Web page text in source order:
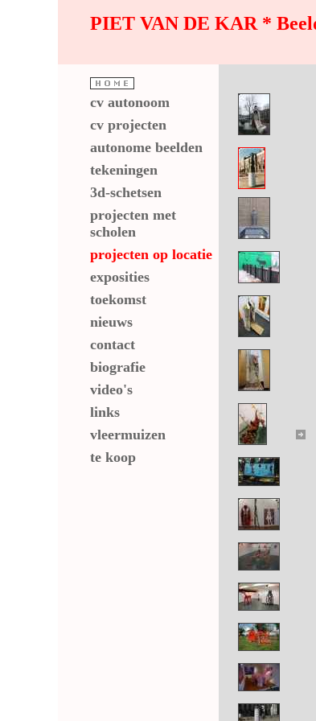
PIET VAN DE KAR *
cv autonoom
cv projecten
autonome beelden
tekeningen
3d-schetsen
projecten met
scholen
projecten op locatie
exposities
toekomst
nieuws
contact
biografie
video's
links
vleermuizen
te koop